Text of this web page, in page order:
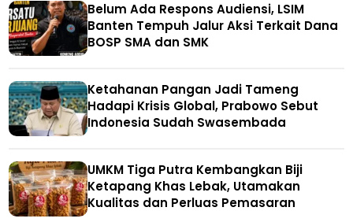
Belum Ada Respons Audiensi, LSIM
Banten Tempuh Jalur Aksi Terkait Dana
BOSP SMA dan SMK
Ketahanan Pangan Jadi Tameng
Hadapi Krisis Global, Prabowo Sebut
Indonesia Sudah Swasembada
UMKM Tiga Putra Kembangkan Biji
Ketapang Khas Lebak, Utamakan
Kualitas dan Perluas Pemasaran